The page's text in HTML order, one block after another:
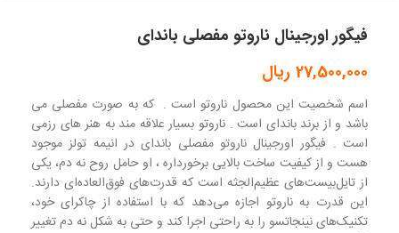
فیگور اورجینال ناروتو مفصلی باندای
27,500,000 ریال
اسم شخصیت این محصول ناروتو است . که به صورت مفصلی می
باشد و از برند باندای است . ناروتو بسیار علاقه مند به هنر های رزمی
است . فیگور اورجینال ناروتو مفصلی باندای در انیمه تولز موجود
هست و از کیفیت ساخت بالایی برخورداره ، او حامل روح نه دم، یکی
از تایل‌بیست‌های عظیم‌الجثه است که قدرت‌های فوق‌العاده‌ای دارند.
این قدرت به ناروتو اجازه می‌دهد که با استفاده از چاکرای خود،
تکنیک‌های نینجاتسو را به راحتی اجرا کند و حتی به شکل نه دم تغییر